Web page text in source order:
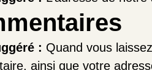
: Quand vous
ainsi que votre